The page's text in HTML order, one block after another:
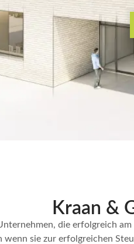
Kraan &
die erfolgreich
sie zur erfolgreichen